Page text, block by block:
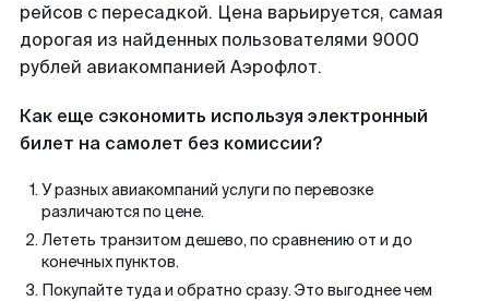
рейсов с пересадкой. Цена варьируется, самая
дорогая из найденных пользователями 9000
рублей авиакомпанией Аэрофлот.
Как еще сэкономить используя электронный
билет на самолет без комиссии?
У разных авиакомпаний услуги по перевозке
различаются по цене.
Лететь транзитом дешево, по сравнению от и до
конечных пунктов.
Покупайте туда и обратно сразу. Это выгоднее чем